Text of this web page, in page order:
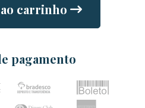
carrinho
pagamento